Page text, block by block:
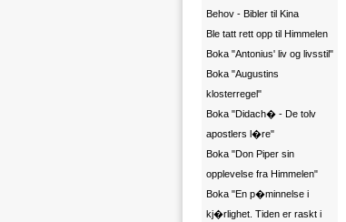
Behov - Bibler til Kina
Ble tatt rett opp til Himmelen
Boka "Antonius' liv og livsstil"
Boka "Augustins
klosterregel"
Boka "Didach� - De tolv
apostlers l�re"
Boka "Don Piper sin
opplevelse fra Himmelen"
Boka "En p�minnelse i
kj�rlighet. Tiden er raskt i